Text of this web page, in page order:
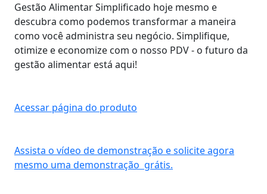
Gestão Alimentar Simplificado hoje mesmo e
descubra como podemos transformar a maneira
como você administra seu negócio. Simplifique,
otimize e economize com o nosso PDV - o futuro da
gestão alimentar está aqui!
Acessar página do produto
Assista o vídeo de demonstração e solicite agora
mesmo uma demonstração grátis.